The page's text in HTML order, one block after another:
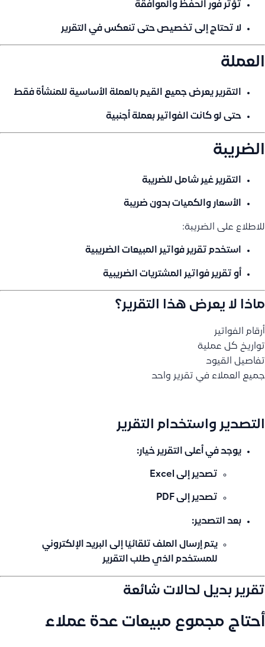
تؤثر فور الحفظ والموافقة
لا تحتاج إلى تخصيص حتى تنعكس في التقرير
العملة
التقرير يعرض جميع القيم بالعملة الأساسية للمنشأة فقط
حتى لو كانت الفواتير بعملة أجنبية
الضريبة
التقرير غير شامل للضريبة
الأسعار والكميات بدون ضريبة
للاطلاع على الضريبة:
استخدم تقرير فواتير المبيعات الضريبية
أو تقرير فواتير المشتريات الضريبية
ماذا لا يعرض هذا التقرير؟
أرقام الفواتير
تواريخ كل عملية
تفاصيل القيود
جميع العملاء في تقرير واحد
التصدير واستخدام التقرير
يوجد في أعلى التقرير خيار:
تصدير إلى Excel
تصدير إلى PDF
بعد التصدير:
يتم إرسال الملف تلقائيًا إلى البريد الإلكتروني
للمستخدم الذي طلب التقرير
تقرير بديل لحالات شائعة
أحتاج مجموع مبيعات عدة عملاء